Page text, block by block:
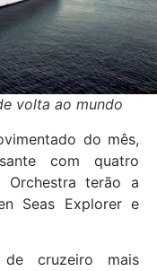
volta ao mundo
do mês,
com quatro
Orchestra terão a
Seas Explorer e
cruzeiro mais